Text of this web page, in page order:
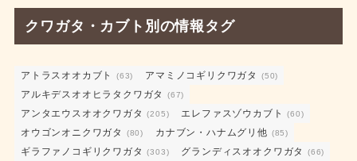
カ
ゴ
リ
ー
クワガタ・カブト別の情報タグ
アトラスオオカブト (63) アマミノコギリクワガタ (50)
アルキデスオオヒラタクワガタ (67)
アンタエウスオオクワガタ (205) エレファスゾウカブト (60)
オウゴンオニクワガタ (80) カナブン・ハナムグリ他 (85)
ギラファノコギリクワガタ (303) グランディスオオクワガタ (66)